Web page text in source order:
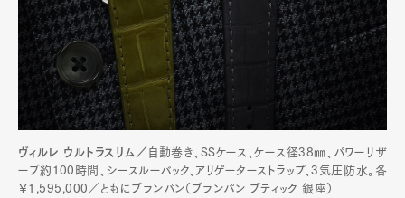
ヴィルレ ウルトラスリム／ 自動巻き、SSケース、ケース径38㎜、パワーリザ
ーブ約100時間、シースルーバック、アリゲーターストラップ、3気圧防水。各
￥1,595,000／ともにブランパン（ブランパン ブティック 銀座）